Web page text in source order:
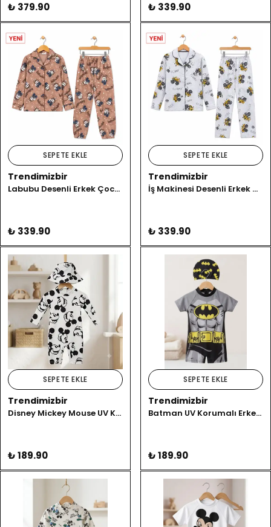
₺ 379.90 ₺ 339.90
SEPETE EKLE
Trendimizbir
Labubu Desenli Erkek Çocuk Pijama Takımı
₺ 339.90
SEPETE EKLE
Trendimizbir
İş Makinesi Desenli Erkek Çocuk Pijama Takımı
₺ 339.90
SEPETE EKLE
Trendimizbir
Disney Mickey Mouse UV Korumalı Uzun Kollu Erkek Çocuk Mayo Takımı
₺ 189.90
SEPETE EKLE
Trendimizbir
Batman UV Korumalı Erkek Çocuk 2'li Mayo Takımı
₺ 189.90